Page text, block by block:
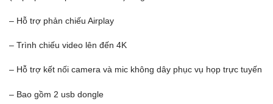
– Hỗ trợ phản chiếu Airplay
– Trình chiếu video lên đến 4K
– Hỗ trợ kết nối camera và mic không dây phục vụ họp trực tuyến
– Bao gồm 2 usb dongle